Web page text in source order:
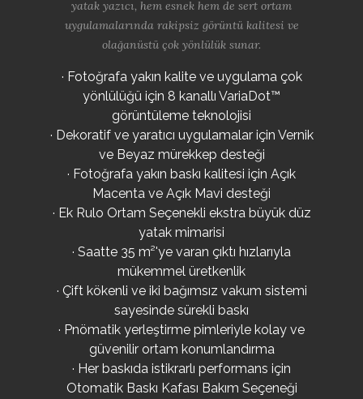
yatak yazıcı, hem esnek hem de sert ortam
uygulamalarında rakipsiz görüntü kalitesi ve
olağanüstü çok yönlülük sunar.
· Fotoğrafa yakın kalite ve uygulama çok
yönlülüğü için 8 kanallı VariaDot™
görüntüleme teknolojisi
· Dekoratif ve yaratıcı uygulamalar için Vernik
ve Beyaz mürekkep desteği
· Fotoğrafa yakın baskı kalitesi için Açık
Macenta ve Açık Mavi desteği
· Ek Rulo Ortam Seçenekli ekstra büyük düz
yatak mimarisi
· Saatte 35 m²'ye varan çıktı hızlarıyla
mükemmel üretkenlik
· Çift kökenli ve iki bağımsız vakum sistemi
sayesinde sürekli baskı
· Pnömatik yerleştirme pimleriyle kolay ve
güvenilir ortam konumlandırma
· Her baskıda istikrarlı performans için
Otomatik Baskı Kafası Bakım Seçeneği